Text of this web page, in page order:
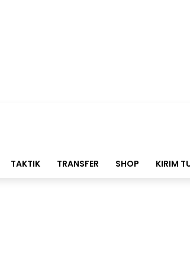
TAKTIK TRANSFER SHOP KIRIM